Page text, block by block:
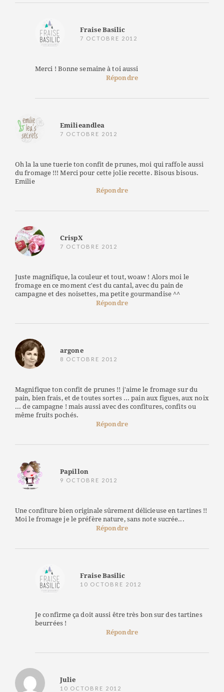
Fraise Basilic
7 OCTOBRE 2012
Merci ! Bonne semaine à toi aussi
Répondre
Emilieandlea
7 OCTOBRE 2012
Oh la la une tuerie ton confit de prunes, moi qui raffole aussi
du fromage !!! Merci pour cette jolie recette. Bisous bisous.
Emilie
Répondre
CrispX
7 OCTOBRE 2012
Juste magnifique, la couleur et tout, woaw ! Alors moi le
fromage en ce moment c'est du cantal, avec du pain de
campagne et des noisettes, ma petite gourmandise ^^
Répondre
argone
8 OCTOBRE 2012
Magnifique ton confit de prunes !! j'aime le fromage sur du
pain, bien frais, et de toutes sortes ... pain aux figues, aux noix
... de campagne ! mais aussi avec des confitures, confits ou
même fruits pochés.
Répondre
Papillon
9 OCTOBRE 2012
Une confiture bien originale sûrement délicieuse en tartines !!
Moi le fromage je le préfère nature, sans note sucrée...
Répondre
Fraise Basilic
10 OCTOBRE 2012
Je confirme ça doit aussi être très bon sur des tartines
beurrées !
Répondre
Julie
10 OCTOBRE 2012